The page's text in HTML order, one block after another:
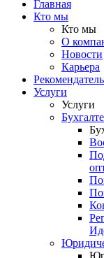
Главная
Кто мы
Кто мы
О
Новости
Карьера
Услуги
Услуги